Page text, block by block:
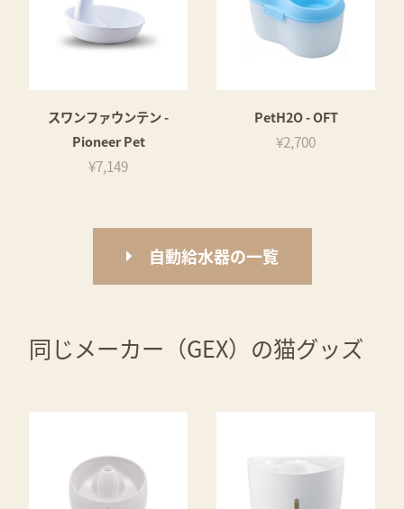
スワンファウンテン -
Pioneer Pet
¥7,149
PetH2O - OFT
¥2,700
自動給水器の一覧
同じメーカー（GEX）の猫グッズ